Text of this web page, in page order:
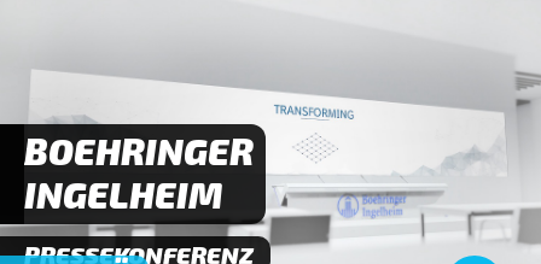
BOEHRINGER
INGELHEIM
PRESSEKONFERENZ